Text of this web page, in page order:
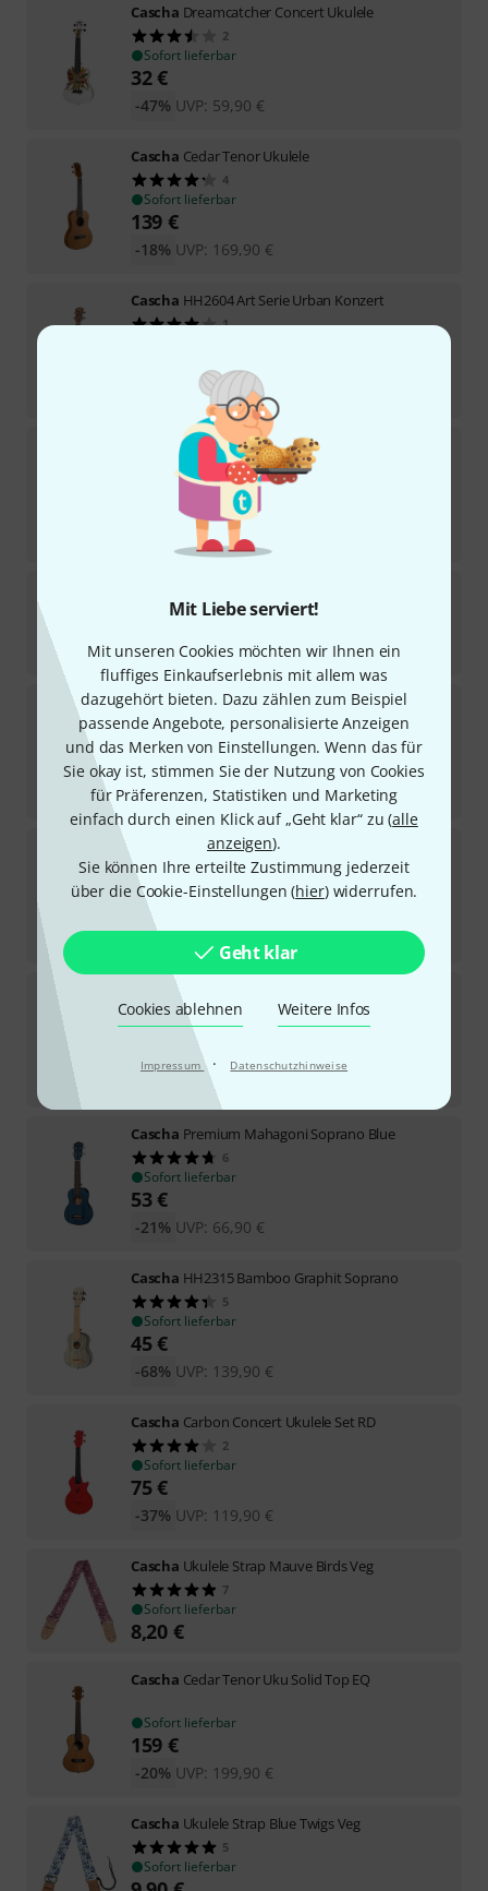
Mit Liebe serviert!
Mit unseren Cookies möchten wir Ihnen ein
fluffiges Einkaufserlebnis mit allem was
dazugehört bieten. Dazu zählen zum Beispiel
passende Angebote, personalisierte Anzeigen
und das Merken von Einstellungen. Wenn das für
Sie okay ist, stimmen Sie der Nutzung von Cookies
für Präferenzen, Statistiken und Marketing
einfach durch einen Klick auf „Geht klar“ zu (alle
anzeigen).
Sie können Ihre erteilte Zustimmung jederzeit
über die Cookie-Einstellungen (hier) widerrufen.
Geht klar
Cookies ablehnen Weitere Infos
Impressum · Datenschutzhinweise
Cascha Dreamcatcher Concert Ukulele
2
Sofort lieferbar
32€
UVP: 59,90 €
-47%
Cascha Cedar Tenor Ukulele
4
Sofort lieferbar
139 €
UVP: 169,90 €
-18%
Cascha HH2604 Art Serie Urban Konzert
1
UVP: 109,90 €
Carbon Concert Ukulele Set PK
2
Sofort lieferbar
UVP:99,90
3
79€
CaschaUke Sopran Prem. Gig Bag Green
Sofort lieferbar
15,60€
30-Tage-Bestpreis:16,90 €
-8%
Dreamcatcher Soprano Ukulele
Sofort lieferbar
29
Cascha
Sofort lieferbar
UVP:99,90
Cascha Premium Mahagoni Soprano Blue
6
Sofort lieferbar
53€
UVP: 66,90 €
-21%
Cascha HH2315 Bamboo Graphit Soprano
5
Sofort lieferbar
45€
UVP: 139,90 €
-68%
Cascha Carbon Concert Ukulele Set RD
2
Sofort lieferbar
75€
UVP: 119,90 €
-37%
Cascha Ukulele Strap Mauve Birds Veg
7
Sofort lieferbar
8,20 €
Cascha Cedar Tenor Uku Solid Top EQ
Sofort lieferbar
159 €
UVP: 199,90 €
-20%
Cascha Ukulele Strap Blue Twigs Veg
5
Sofort lieferbar